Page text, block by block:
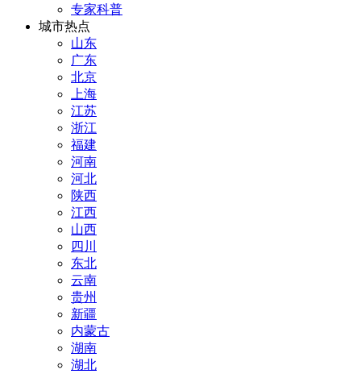
专家科普
城市热点
山东
广东
北京
上海
江苏
浙江
福建
河南
河北
陕西
江西
山西
四川
东北
云南
贵州
新疆
内蒙古
湖南
湖北